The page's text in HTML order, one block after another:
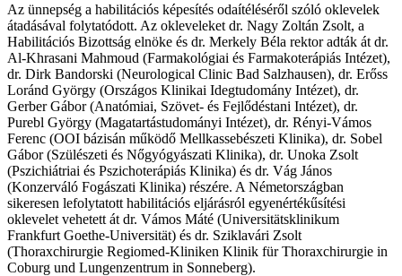
Az ünnepség a habilitációs képesítés odaítéléséről szóló oklevelek
átadásával folytatódott. Az okleveleket dr. Nagy Zoltán Zsolt, a
Habilitációs Bizottság elnöke és dr. Merkely Béla rektor adták át dr.
Al-Khrasani Mahmoud (Farmakológiai és Farmakoterápiás Intézet),
dr. Dirk Bandorski (Neurological Clinic Bad Salzhausen), dr. Erőss
Loránd György (Országos Klinikai Idegtudomány Intézet), dr.
Gerber Gábor (Anatómiai, Szövet- és Fejlődéstani Intézet), dr.
Purebl György (Magatartástudományi Intézet), dr. Rényi-Vámos
Ferenc (OOI bázisán működő Mellkassebészeti Klinika), dr. Sobel
Gábor (Szülészeti és Nőgyógyászati Klinika), dr. Unoka Zsolt
(Pszichiátriai és Pszichoterápiás Klinika) és dr. Vág János
(Konzerváló Fogászati Klinika) részére. A Németországban
sikeresen lefolytatott habilitációs eljárásról egyenértékűsítési
oklevelet vehetett át dr. Vámos Máté (Universitätsklinikum
Frankfurt Goethe-Universität) és dr. Sziklavári Zsolt
(Thoraxchirurgie Regiomed-Kliniken Klinik für Thoraxchirurgie in
Coburg und Lungenzentrum in Sonneberg).